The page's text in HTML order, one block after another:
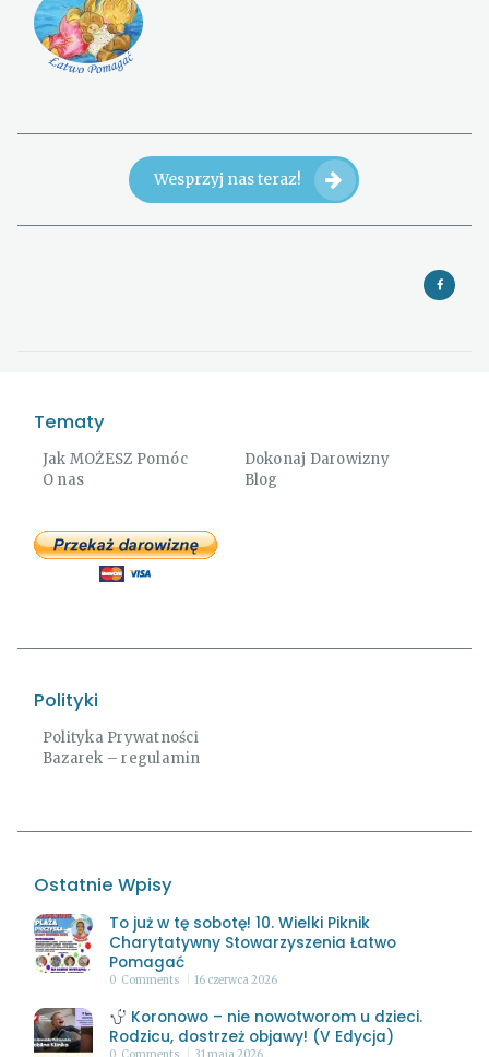
Wesprzyj nas teraz!
Tematy
Jak MOŻESZ Pomóc
Dokonaj Darowizny
O nas
Blog
Polityki
Polityka Prywatności
Bazarek – regulamin
Ostatnie Wpisy
To już w tę sobotę! 10. Wielki Piknik
Charytatywny Stowarzyszenia Łatwo
Pomagać
0 Comments 16 czerwca 2026
Koronowo – nie nowotworom u dzieci.
Rodzicu, dostrzeż objawy! (V Edycja)